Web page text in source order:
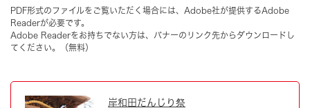
PDF形式のファイルをご覧いただく場合には、Adobe社が提供するAdobe
Readerが必要です。
Adobe Readerをお持ちでない方は、バナーのリンク先からダウンロードし
てください。（無料）
岸和田だんじり祭